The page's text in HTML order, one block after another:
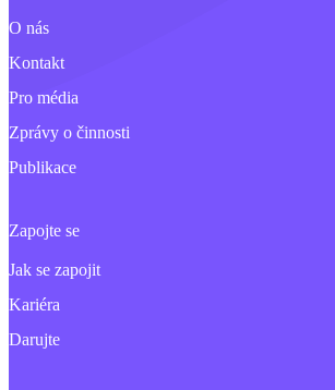
O nás
Kontakt
Pro média
Zprávy o činnosti
Publikace
Zapojte se
Jak se zapojit
Kariéra
Darujte